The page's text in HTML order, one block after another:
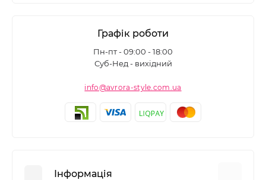
Графік роботи
Пн-пт - 09:00 - 18:00
Суб-Нед - вихідний
info@avrora-style.com.ua
Інформація